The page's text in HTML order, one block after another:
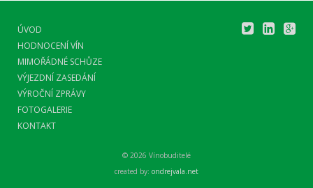
ÚVOD
HODNOCENÍ VÍN
MIMOŘÁDNÉ SCHŮZE
VÝJEZDNÍ ZASEDÁNÍ
VÝROČNÍ ZPRÁVY
FOTOGALERIE
KONTAKT
© 2026 Vínobuditelé
created by: ondrejvala.net